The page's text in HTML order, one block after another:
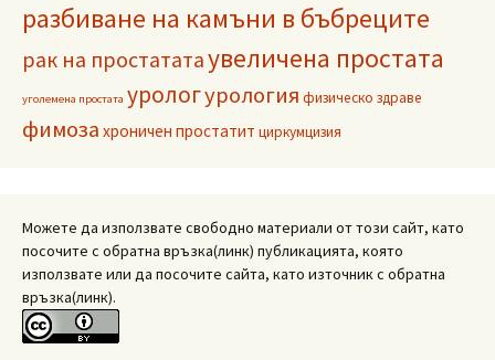
разбиване на камъни в бъбреците
рак на простататаувеличена простата
уголемена простата урологурология физическо здраве
фимоза хроничен простатит циркумцизия
Можете да използвате свободно материали от този сайт, като
посочите с обратна връзка(линк) публикацията, която
използвате или да посочите сайта, като източник с обратна
връзка(линк).